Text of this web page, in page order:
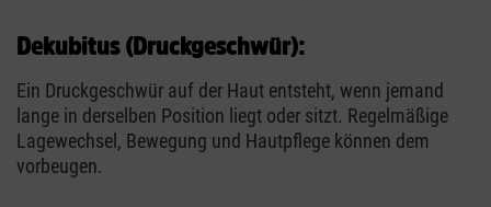
Dekubitus (Druckgeschwür):
Ein Druckgeschwür auf der Haut entsteht, wenn jemand
lange in derselben Position liegt oder sitzt. Regelmäßige
Lagewechsel, Bewegung und Hautpflege können dem
vorbeugen.